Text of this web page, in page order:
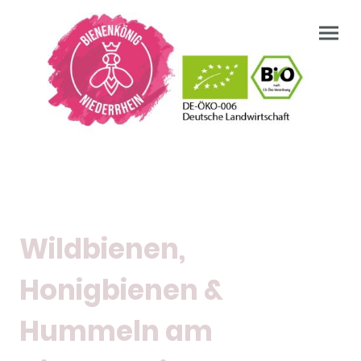
Wildbienen,
Honigbienen &
Hummeln am